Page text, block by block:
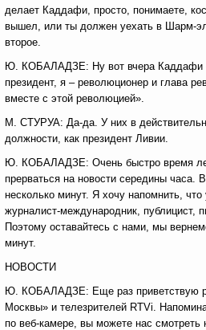
делает Каддафи, просто, понимаете,
вышел, или ты должен уехать в Шарм-
второе.
Ю. КОБАЛАДЗЕ: Ну вот вчера Каддафи
президент, я – революционер и глава
вместе с этой революцией».
М. СТУРУА: Да-да. У них в
должности, как президент Ливии.
Ю. КОБАЛАДЗЕ: Очень быстро время
прерваться на новости середины часа.
несколько минут. Я хочу напомнить,
журналист-международник, публицист,
Поэтому оставайтесь с нами, мы
минут.
НОВОСТИ
Ю. КОБАЛАДЗЕ: Еще раз приветствую
Москвы» и телезрителей RTVi.
по веб-камере, вы можете нас